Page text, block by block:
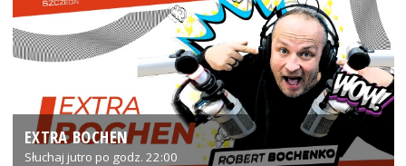
EXTRA BOCHEN
Słuchaj jutro po godz. 22:00